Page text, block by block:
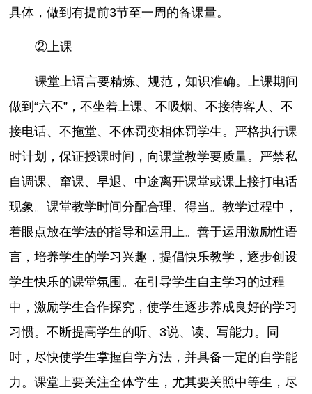
具体，做到有提前3节至一周的备课量。
②上课
课堂上语言要精炼、规范，知识准确。上课期间
做到“六不”，不坐着上课、不吸烟、不接待客人、不
接电话、不拖堂、不体罚变相体罚学生。严格执行课
时计划，保证授课时间，向课堂教学要质量。严禁私
自调课、窜课、早退、中途离开课堂或课上接打电话
现象。课堂教学时间分配合理、得当。教学过程中，
着眼点放在学法的指导和运用上。善于运用激励性语
言，培养学生的学习兴趣，提倡快乐教学，逐步创设
学生快乐的课堂氛围。在引导学生自主学习的过程
中，激励学生合作探究，使学生逐步养成良好的学习
习惯。不断提高学生的听、3说、读、写能力。同
时，尽快使学生掌握自学方法，并具备一定的自学能
力。课堂上要关注全体学生，尤其要关照中等生，尽